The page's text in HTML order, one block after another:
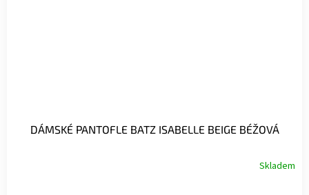
DÁMSKÉ PANTOFLE BATZ ISABELLE BEIGE BÉŽOVÁ
Skladem